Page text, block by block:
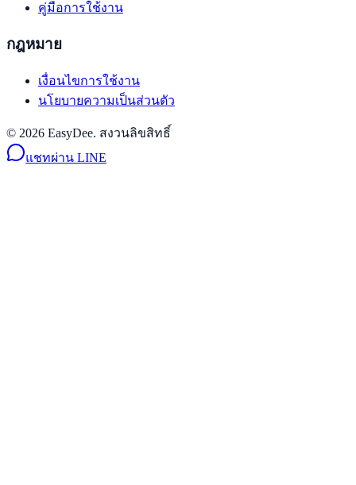
คู่มือการใช้งาน
กฎหมาย
เงื่อนไขการใช้งาน
นโยบายความเป็นส่วนตัว
© 2026 EasyDee. สงวนลิขสิทธิ์
แชทผ่าน LINE